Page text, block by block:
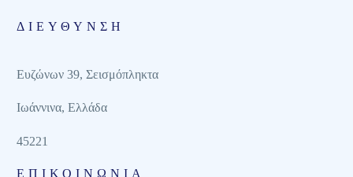
ΔΙΕΥΘΥΝΣΗ
Ευζώνων 39, Σεισμόπληκτα
Ιωάννινα, Ελλάδα
45221
ΕΠΙΚΟΙΝΩΝΙΑ